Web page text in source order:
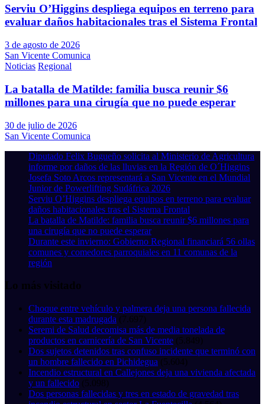
Serviu O’Higgins despliega equipos en terreno para
evaluar daños habitacionales tras el Sistema Frontal
3 de agosto de 2026
San Vicente Comunica
Noticias Regional
La batalla de Matilde: familia busca reunir $6
millones para una cirugía que no puede esperar
30 de julio de 2026
San Vicente Comunica
Diputado Felix Bugueño solicita al Ministerio de Agricultura
informe por daños de las lluvias en la Región de O´Higgins
Josefa Soto Arcos representará a San Vicente en el Mundial
Junior de Powerlifting Sudáfrica 2026
Serviu O’Higgins despliega equipos en terreno para evaluar
daños habitacionales tras el Sistema Frontal
La batalla de Matilde: familia busca reunir $6 millones para
una cirugía que no puede esperar
Durante este invierno: Gobierno Regional financiará 56 ollas
comunes y comedores parroquiales en 11 comunas de la
región
Lo más visitado
Choque entre vehículo y palmera deja una persona fallecida
durante esta madrugada (7.697)
Seremi de Salud decomisa más de media tonelada de
productos en carnicería de San Vicente (5.849)
Dos sujetos detenidos tras confuso incidente que terminó con
un hombre fallecido en Pichidegua (5.604)
Incendio estructural en Callejones deja una vivienda afectada
y un fallecido (5.098)
Dos personas fallecidas y tres en estado de gravedad tras